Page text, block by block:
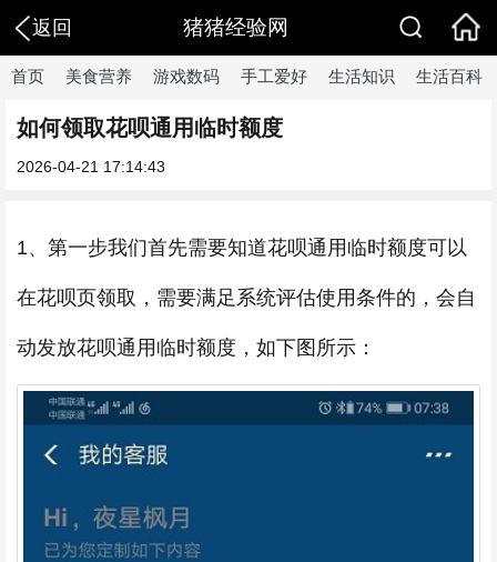
返回 猪猪经验网
首页 美食营养 游戏数码 手工爱好 生活知识 生活百科
如何领取花呗通用临时额度
2026-04-21 17:14:43
1、第一步我们首先需要知道花呗通用临时额度可以
在花呗页领取，需要满足系统评估使用条件的，会自
动发放花呗通用临时额度，如下图所示：